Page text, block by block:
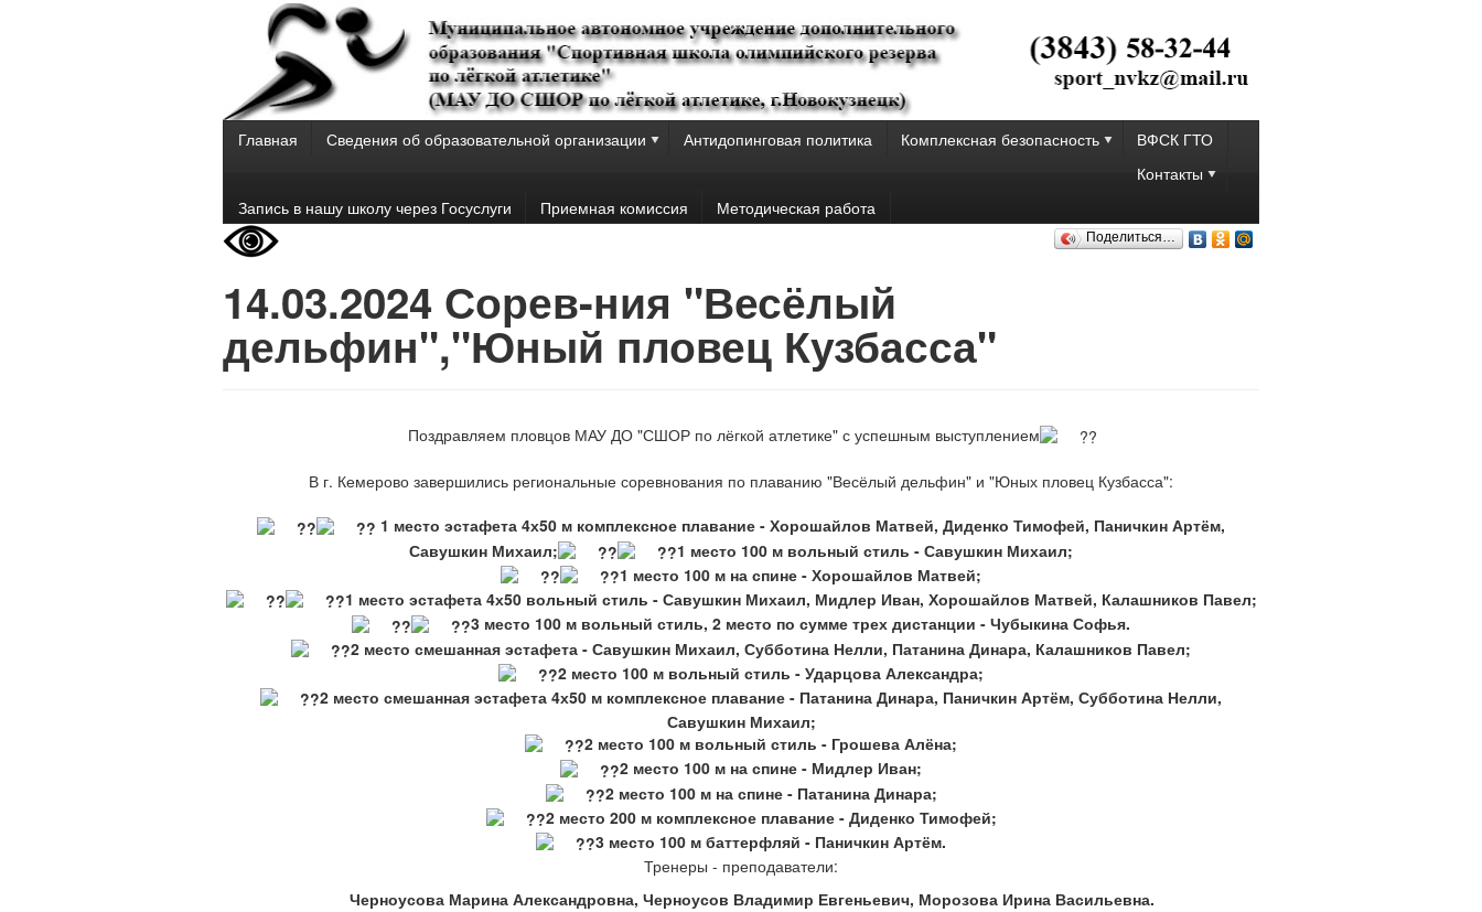
Главная Сведения об образовательной организации Антидопинговая политика Комплексная безопасность
ВФСК ГТО
Контакты
Запись в нашу школу через Госуслуги
Приемная комиссия Методическая работа
Поделиться…
14.03.2024 Сорев-ния "Весёлый
дельфин","Юный пловец Кузбасса"
Поздравляем пловцов МАУ ДО "СШОР по лёгкой атлетике" с успешным выступлением
В г. Кемерово завершились региональные соревнования по плаванию "Весёлый дельфин" и "Юных пловец Кузбасса":
1 место эстафета 4х50 м комплексное плавание - Хорошайлов Матвей, Диденко Тимофей, Паничкин Артём,
Савушкин Михаил;
1 место 100 м вольный стиль - Савушкин Михаил;
1 место 100 м на спине - Хорошайлов Матвей;
1 место эстафета 4х50 вольный стиль - Савушкин Михаил, Мидлер Иван, Хорошайлов Матвей, Калашников Павел;
3 место 100 м вольный стиль, 2 место по сумме трех дистанции - Чубыкина Софья.
2 место смешанная эстафета - Савушкин Михаил, Субботина Нелли, Патанина Динара, Калашников Павел;
2 место 100 м вольный стиль - Ударцова Александра;
2 место смешанная эстафета 4х50 м комплексное плавание - Патанина Динара, Паничкин Артём, Субботина Нелли,
Савушкин Михаил;
2 место 100 м вольный стиль - Грошева Алёна;
2 место 100 м на спине - Мидлер Иван;
2 место 100 м на спине - Патанина Динара;
2 место 200 м комплексное плавание - Диденко Тимофей;
3 место 100 м баттерфляй - Паничкин Артём.
Тренеры - преподаватели:
Черноусова Марина Александровна, Черноусов Владимир Евгеньевич, Морозова Ирина Васильевна.